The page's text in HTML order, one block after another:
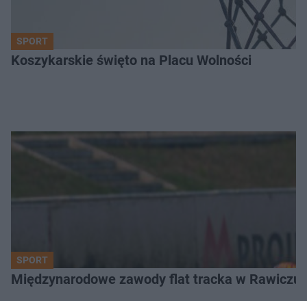
SPORT
Koszykarskie święto na Placu Wolności
SPORT
Międzynarodowe zawody flat tracka w